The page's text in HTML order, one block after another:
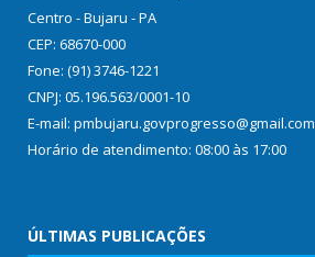
Centro - Bujaru - PA
CEP: 68670-000
Fone: (91) 3746-1221
CNPJ: 05.196.563/0001-10
E-mail: pmbujaru.govprogresso@gmail.com
Horário de atendimento: 08:00 às 17:00
ÚLTIMAS PUBLICAÇÕES